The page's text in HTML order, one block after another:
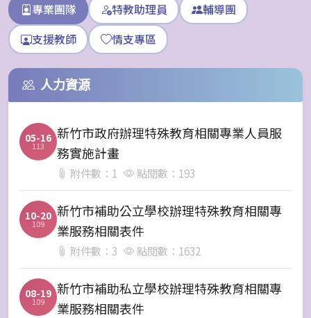
專業團隊 特教助理員
輔導團
支援教師
情支專區
人力資源
05-16
113
新竹市政府辦理特殊教育相關專業人員服
務實施計畫
附件數：1 點閱數：193
10-20
109
新竹市補助公立學校辦理特殊教育相關專
業服務相關表件
附件數：3 點閱數：1632
08-19
109
新竹市補助私立學校辦理特殊教育相關專
業服務相關表件